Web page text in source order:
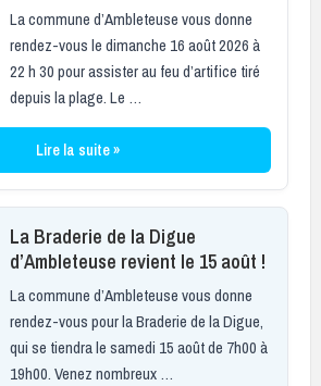
La commune d’Ambleteuse vous donne
rendez-vous le dimanche 16 août 2026 à
22 h 30 pour assister au feu d’artifice tiré
depuis la plage. Le …
Lire la suite »
La Braderie de la Digue
d’Ambleteuse revient le 15 août !
La commune d’Ambleteuse vous donne
rendez-vous pour la Braderie de la Digue,
qui se tiendra le samedi 15 août de 7h00 à
19h00. Venez nombreux …